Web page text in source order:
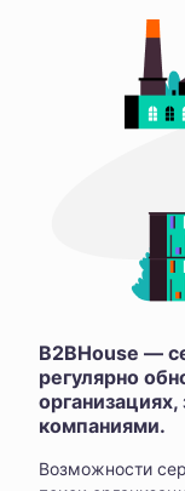
B2BHouse —
регулярно
компаниями.
Возможности